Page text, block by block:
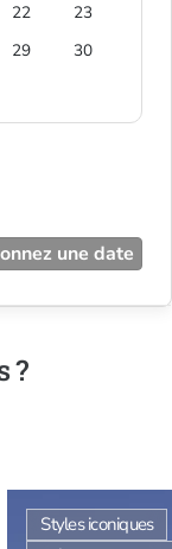
22
23
29
30
une date
?
Styles iconiques